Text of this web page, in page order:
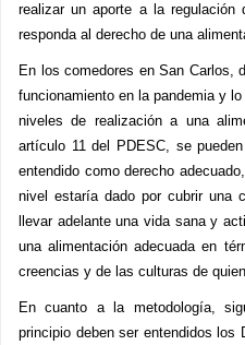
realizar un aporte a la
responda al derecho de una
En los comedores en San Carlos,
funcionamiento en la pandemia y
niveles de realización a una
artículo 11 del PDESC, se
entendido como derecho
nivel estaría dado por cubrir una
llevar adelante una vida sana y
una alimentación adecuada en
creencias y de las culturas de
En cuanto a la metodología,
principio deben ser entendidos los